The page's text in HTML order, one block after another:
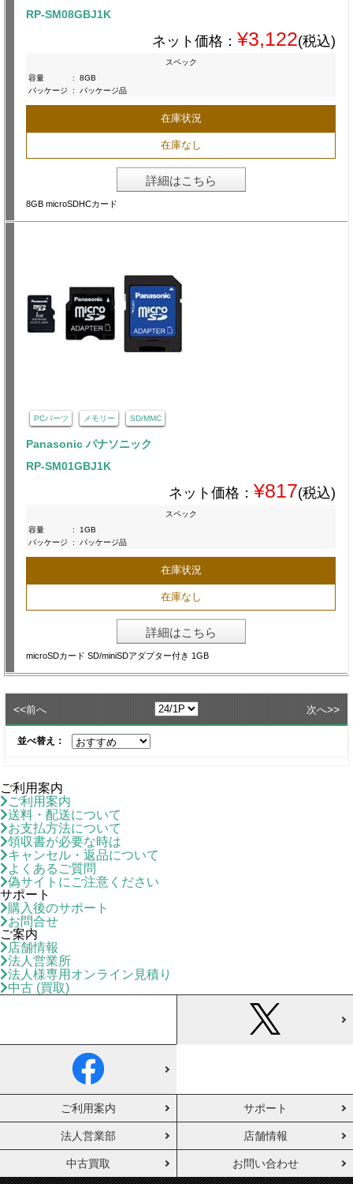
RP-SM08GBJ1K
ネット価格： ¥3,122(税込)
スペック
容量
:
8GB
パッケージ
: パッケージ品
在庫状況
在庫なし
詳細はこちら
8GB microSDHCカード
PCパーツ メモリー SD/MMC
Panasonic パナソニック
RP-SM01GBJ1K
ネット価格： ¥817(税込)
スペック
容量
:
1GB
パッケージ
: パッケージ品
在庫状況
在庫なし
詳細はこちら
microSDカード SD/miniSDアダプター付き 1GB
<<前へ 次へ>>
並べ替え：
ご利用案内
ご利用案内
送料・配送について
お支払方法について
領収書が必要な時は
キャンセル・返品について
よくあるご質問
偽サイトにご注意ください
サポート
購入後のサポート
お問合せ
ご案内
店舗情報
法人営業所
法人様専用オンライン見積り
中古 (買取)
ご利用案内 サポート
法人営業部 店舗情報
中古買取 お問い合わせ